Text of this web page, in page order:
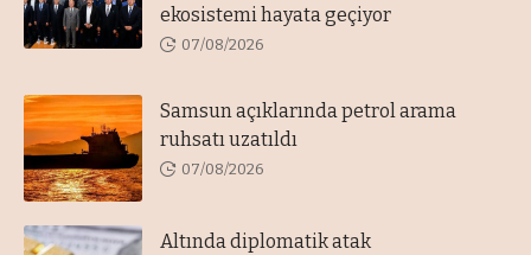
ekosistemi hayata geçiyor
07/08/2026
Samsun açıklarında petrol arama
ruhsatı uzatıldı
07/08/2026
Altında diplomatik atak